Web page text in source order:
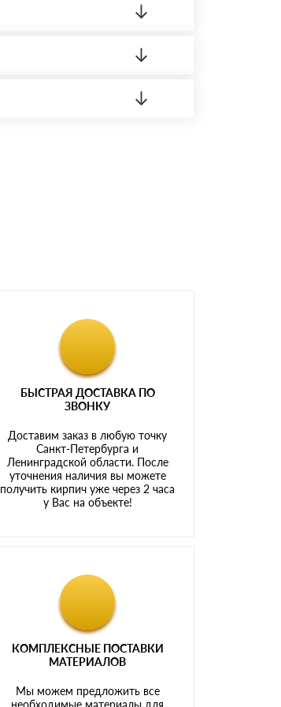
БЫСТРАЯ ДОСТАВКА ПО
ЗВОНКУ
Доставим заказ в любую точку
Санкт-Петербурга и
Ленинградской области. После
уточнения наличия вы можете
получить кирпич уже через 2 часа
у Вас на объекте!
КОМПЛЕКСНЫЕ ПОСТАВКИ
МАТЕРИАЛОВ
Мы можем предложить все
необходимые материалы для